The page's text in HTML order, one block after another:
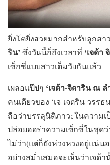
ยิ่งโตยิ่งสวยมากสำหรับลูกส
ริน’ ซึ่งวันนี้ก็ถึงเวลาที่ ‘เจด้า
เซ็กซี่แบบสาวเต็มวัยกันแล้ว
เผลอแป๊ปๆ ‘เจด้า-จิดาริน ณ ล
คนเดียวของ ‘เจ-เจตริน วรร
ถือว่าบรรลุนิติภาวะในความ
ปล่อยออร่าความเซ็กซี่ในชุด
ไม่ว่า(แต่ก็ยังห่วงหวงอยู่แน่น
อย่างสม่ำเสมอจะเห็นว่าเจด้